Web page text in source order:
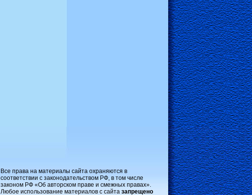
Все права на материалы сайта охраняются в
соответствии с законодательством РФ, в том числе
законом РФ «Об авторском праве и смежных правах».
Любое использование материалов с сайта запрещено